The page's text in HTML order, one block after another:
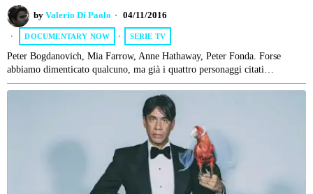
by Valerio Di Paolo 04/11/2016
DOCUMENTARY NOW · SERIE TV
Peter Bogdanovich, Mia Farrow, Anne Hathaway, Peter Fonda. Forse
abbiamo dimenticato qualcuno, ma già i quattro personaggi citati…